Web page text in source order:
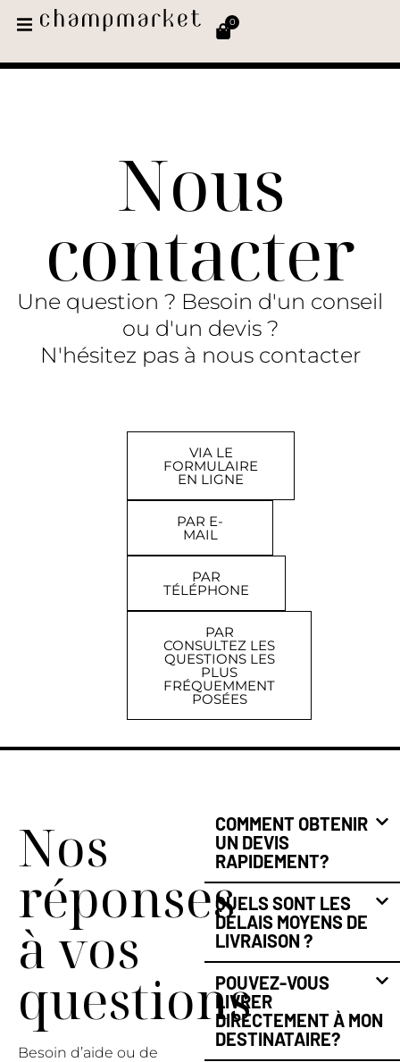
0
Nous
contacter
Une question ? Besoin d'un conseil
ou d'un devis ?
N'hésitez pas à nous contacter
VIA LE
FORMULAIRE
EN LIGNE
PAR E-
MAIL
PAR
TÉLÉPHONE
PAR
CONSULTEZ LES
QUESTIONS LES
PLUS
FRÉQUEMMENT
POSÉES
Nos
réponses
à vos
questions
Besoin d’aide ou de
COMMENT OBTENIR
UN DEVIS
RAPIDEMENT?
QUELS SONT LES
DÉLAIS MOYENS DE
LIVRAISON ?
POUVEZ-VOUS
LIVRER
DIRECTEMENT À MON
DESTINATAIRE?